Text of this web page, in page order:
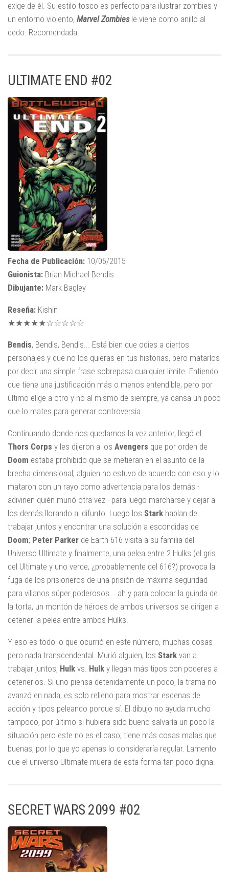
exige de él. Su estilo tosco es perfecto para ilustrar zombies y
un entorno violento, Marvel Zombiesle viene como anillo al
dedo. Recomendada.
ULTIMATE END #02
Fecha de Publicación: 10/06/2015
Guionista: Brian Michael Bendis
Dibujante: Mark Bagley
Reseña: Kishin
★★★★★☆☆☆☆☆
Bendis, Bendis, Bendis... Está bien que odies a ciertos
personajes y que no los quieras en tus historias, pero matarlos
por decir una simple frase sobrepasa cualquier límite. Entiendo
que tiene una justificación más o menos entendible, pero por
último elige a otro y no al mismo de siempre, ya cansa un poco
que lo mates para generar controversia.
Continuando donde nos quedamos la vez anterior, llegó el
Thors Corps y les dijeron a los Avengers que por orden de
Doom estaba prohibido que se metieran en el asunto de la
brecha dimensional; alguien no estuvo de acuerdo con eso y lo
mataron con un rayo como advertencia para los demás -
adivinen quién murió otra vez - para luego marcharse y dejar a
los demás llorando al difunto. Luego los Stark hablan de
trabajar juntos y encontrar una solución a escondidas de
Doom; Peter Parker de Earth-616 visita a su familia del
Universo Ultimate y finalmente, una pelea entre 2 Hulks (el gris
del Ultimate y uno verde, ¿probablemente del 616?) provoca la
fuga de los prisioneros de una prisión de máxima seguridad
para villanos súper poderosos... ah y para colocar la guinda de
la torta, un montón de héroes de ambos universos se dirigen a
detener la pelea entre ambos Hulks.
Y eso es todo lo que ocurrió en este número, muchas cosas
pero nada transcendental. Murió alguien, los Stark van a
trabajar juntos, Hulk vs. Hulk y llegan más tipos con poderes a
detenerlos. Si uno piensa detenidamente un poco, la trama no
avanzó en nada, es solo relleno para mostrar escenas de
acción y tipos peleando porque sí. El dibujo no ayuda mucho
tampoco, por último si hubiera sido bueno salvaría un poco la
situación pero este no es el caso, tiene más cosas malas que
buenas, por lo que yo apenas lo consideraría regular. Lamento
que el universo Ultimate muera de esta forma tan poco digna.
SECRET WARS 2099 #02